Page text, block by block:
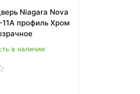
Niagara Nova
11A профиль Хром
в наличии